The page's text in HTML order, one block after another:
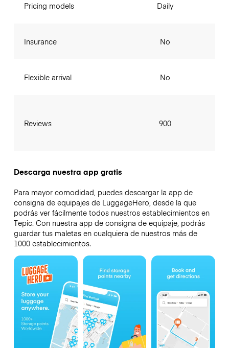
Pricing models
Insurance
Flexible arrival
Reviews
Daily
No
No
900
Descarga nuestra app gratis
Para mayor comodidad, puedes descargar la app de
consigna de equipajes de LuggageHero, desde la que
podrás ver fácilmente todos nuestros establecimientos en
Tepic. Con nuestra app de consigna de equipaje, podrás
guardar tus maletas en cualquiera de nuestros más de
1000 establecimientos.